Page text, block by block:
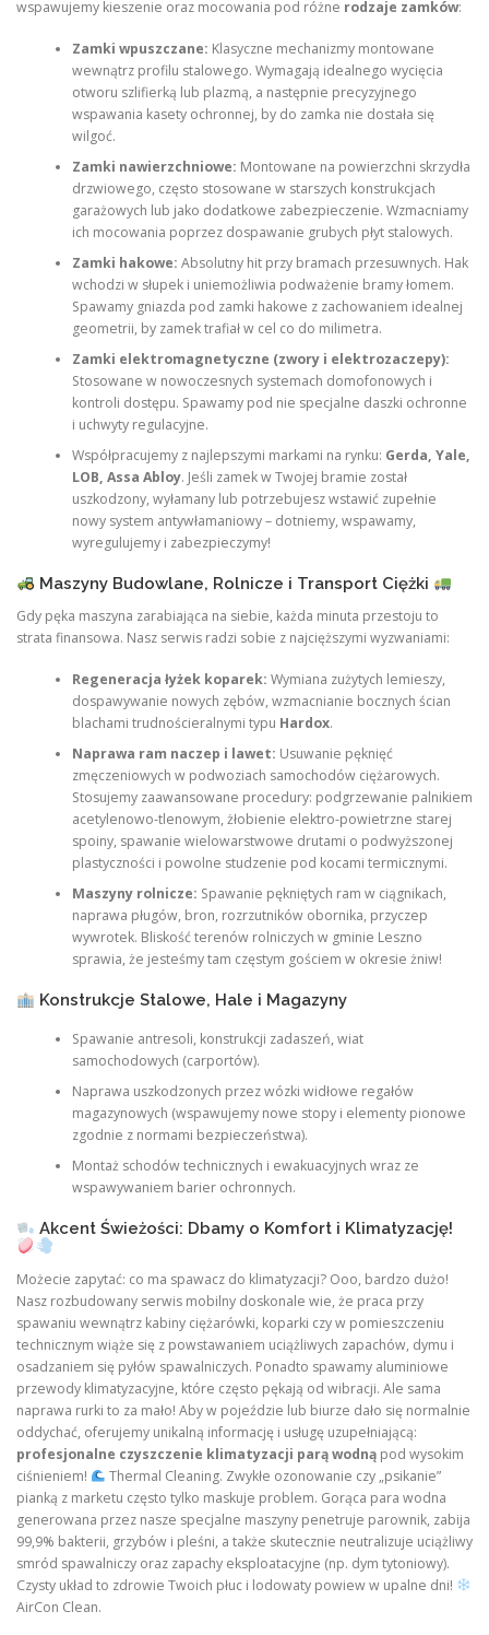
wspawujemy kieszenie oraz mocowania pod różne rodzaje zamków:
Zamki wpuszczane: Klasyczne mechanizmy montowane
wewnątrz profilu stalowego. Wymagają idealnego wycięcia
otworu szlifierką lub plazmą, a następnie precyzyjnego
wspawania kasety ochronnej, by do zamka nie dostała się
wilgoć.
Zamki nawierzchniowe: Montowane na powierzchni skrzydła
drzwiowego, często stosowane w starszych konstrukcjach
garażowych lub jako dodatkowe zabezpieczenie. Wzmacniamy
ich mocowania poprzez dospawanie grubych płyt stalowych.
Zamki hakowe: Absolutny hit przy bramach przesuwnych. Hak
wchodzi w słupek i uniemożliwia podważenie bramy łomem.
Spawamy gniazda pod zamki hakowe z zachowaniem idealnej
geometrii, by zamek trafiał w cel co do milimetra.
Zamki elektromagnetyczne (zwory i elektrozaczepy):
Stosowane w nowoczesnych systemach domofonowych i
kontroli dostępu. Spawamy pod nie specjalne daszki ochronne
i uchwyty regulacyjne.
Współpracujemy z najlepszymi markami na rynku: Gerda, Yale,
LOB, Assa Abloy. Jeśli zamek w Twojej bramie został
uszkodzony, wyłamany lub potrzebujesz wstawić zupełnie
nowy system antywłamaniowy – dotniemy, wspawamy,
wyregulujemy i zabezpieczymy!
Maszyny Budowlane, Rolnicze i Transport Ciężki
Gdy pęka maszyna zarabiająca na siebie, każda minuta przestoju to
strata finansowa. Nasz serwis radzi sobie z najcięższymi wyzwaniami:
Regeneracja łyżek koparek: Wymiana zużytych lemieszy,
dospawywanie nowych zębów, wzmacnianie bocznych ścian
blachami trudnościeralnymi typu Hardox.
Naprawa ram naczep i lawet: Usuwanie pęknięć
zmęczeniowych w podwoziach samochodów ciężarowych.
Stosujemy zaawansowane procedury: podgrzewanie palnikiem
acetylenowo-tlenowym, żłobienie elektro-powietrzne starej
spoiny, spawanie wielowarstwowe drutami o podwyższonej
plastyczności i powolne studzenie pod kocami termicznymi.
Maszyny rolnicze: Spawanie pękniętych ram w ciągnikach,
naprawa pługów, bron, rozrzutników obornika, przyczep
wywrotek. Bliskość terenów rolniczych w gminie Leszno
sprawia, że jesteśmy tam częstym gościem w okresie żniw!
Konstrukcje Stalowe, Hale i Magazyny
Spawanie antresoli, konstrukcji zadaszeń, wiat
samochodowych (carportów).
Naprawa uszkodzonych przez wózki widłowe regałów
magazynowych (wspawujemy nowe stopy i elementy pionowe
zgodnie z normami bezpieczeństwa).
Montaż schodów technicznych i ewakuacyjnych wraz ze
wspawywaniem barier ochronnych.
Akcent Świeżości: Dbamy o Komfort i Klimatyzację!
Możecie zapytać: co ma spawacz do klimatyzacji? Ooo, bardzo dużo!
Nasz rozbudowany serwis mobilny doskonale wie, że praca przy
spawaniu wewnątrz kabiny ciężarówki, koparki czy w pomieszczeniu
technicznym wiąże się z powstawaniem uciążliwych zapachów, dymu i
osadzaniem się pyłów spawalniczych. Ponadto spawamy aluminiowe
przewody klimatyzacyjne, które często pękają od wibracji. Ale sama
naprawa rurki to za mało! Aby w pojeździe lub biurze dało się normalnie
oddychać, oferujemy unikalną informację i usługę uzupełniającą:
profesjonalne czyszczenie klimatyzacji parą wodną pod wysokim
ciśnieniem!
Thermal Cleaning. Zwykłe ozonowanie czy „psikanie”
pianką z marketu często tylko maskuje problem. Gorąca para wodna
generowana przez nasze specjalne maszyny penetruje parownik, zabija
99,9% bakterii, grzybów i pleśni, a także skutecznie neutralizuje uciążliwy
smród spawalniczy oraz zapachy eksploatacyjne (np. dym tytoniowy).
Czysty układ to zdrowie Twoich płuc i lodowaty powiew w upalne dni!
AirCon Clean.